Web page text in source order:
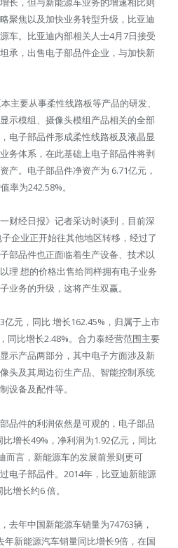
聚焦以及加快业务转型升级，比亚迪
车。比亚迪内部相关人士4月7日接受
承，出售电子部品件企业，与加快新
主要从事柔性线路板等产品的研发、
示模组、摄像头模组产品相关的全部
电子部品件形成柔性线路板及液晶显
务体系，在此基础上电子部品件将剥
产。电子部品件净资产为 6.71亿元，
率为242.58%。
财经日报》记者采访时谈到，目前深
企业正开始往其他地区转移，经过了
部品件也正面临着生产设备、技术以
理 想的价格出售给同样拥有电子业务
业务的升级，这将产生双赢。
亿元，同比 增长162.45%，归属于上市
同比增长2.48%。合力泰经营范围主要
示产品两部分，其中电子方面涉及新
头及其周边衍生产品、智能控制系统
设备及配件等。
品件的利润依然是可观的，电子部品
增长49%，净利润为1.92亿元，同比
而言，新能源车的发展前景则更可
电子部品件。2014年，比亚迪新能源
增长约6 倍。
去年中国新能源车销量为74763辆，
新能源汽车销量同比增长9倍，在国